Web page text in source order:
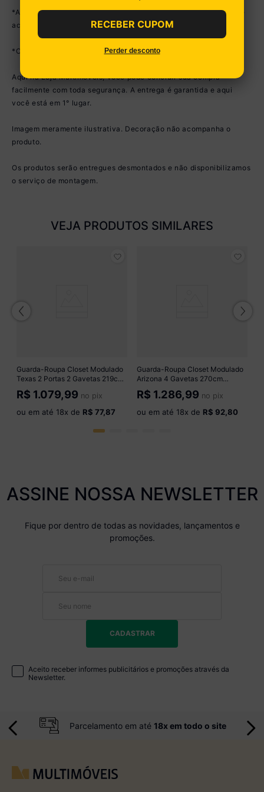
*As cores dos produtos podem sofrer variações de tonalidade de
acordo com as configurações do seu dispositivo.
*Obrigatório fixar o móvel na parede.
Aqui na Loja Multimóveis, você pode concluir sua compra
facilmente com toda segurança. A entrega é garantida e aqui
você está em 1° lugar.
Imagem meramente ilustrativa. Decoração não acompanha o
produto.
Os produtos serão entregues desmontados e não disponibilizamos
o serviço de montagem.
VEJA PRODUTOS SIMILARES
Guarda-Roupa Closet Modulado
Texas 2 Portas 2 Gavetas 219cm
Multimóveis MP4793 Branco
R$ 1.079,99 no pix
ou em até 18x de R$ 77,87
Guarda-Roupa Closet Modulado
Arizona 4 Gavetas 270cm
Multimóveis MP4784 Branco
R$ 1.286,99 no pix
ou em até 18x de R$ 92,80
ASSINE NOSSA NEWSLETTER
Fique por dentro de todas as novidades, lançamentos e
promoções.
CADASTRAR
Aceito receber informes publicitários e promoções através da
Newsletter.
Parcelamento em até 18x em todo o site
RECEBER CUPOM
Perder desconto